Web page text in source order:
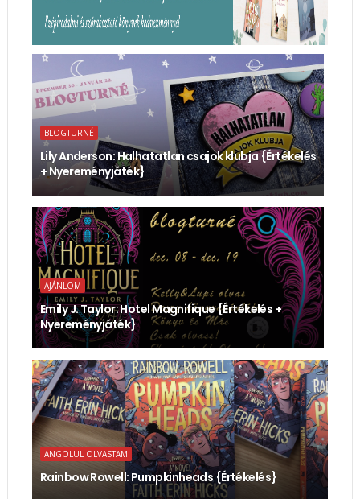
BLOGTURNÉ
Lily Anderson: Halhatatlan ​csajok klubja {Értékelés
+ Nyereményjáték}
AJÁNLOM
Emily J. Taylor: Hotel ​Magnifique {Értékelés +
Nyereményjáték}
ANGOLUL OLVASTAM
Rainbow Rowell: Pumpkinheads {Értékelés}